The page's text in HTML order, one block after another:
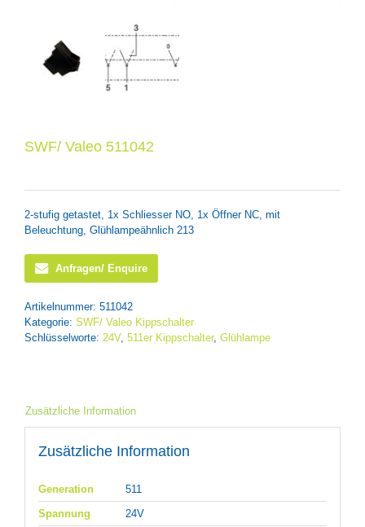
SWF/ Valeo 511042
2-stufig getastet, 1x Schliesser NO, 1x Öffner NC, mit
Beleuchtung, Glühlampeähnlich 213
Anfragen/ Enquire
Artikelnummer: 511042
Kategorie: SWF/ Valeo Kippschalter
Schlüsselworte: 24V, 511er Kippschalter, Glühlampe
Zusätzliche Information
Zusätzliche Information
Generation
511
Spannung
24V